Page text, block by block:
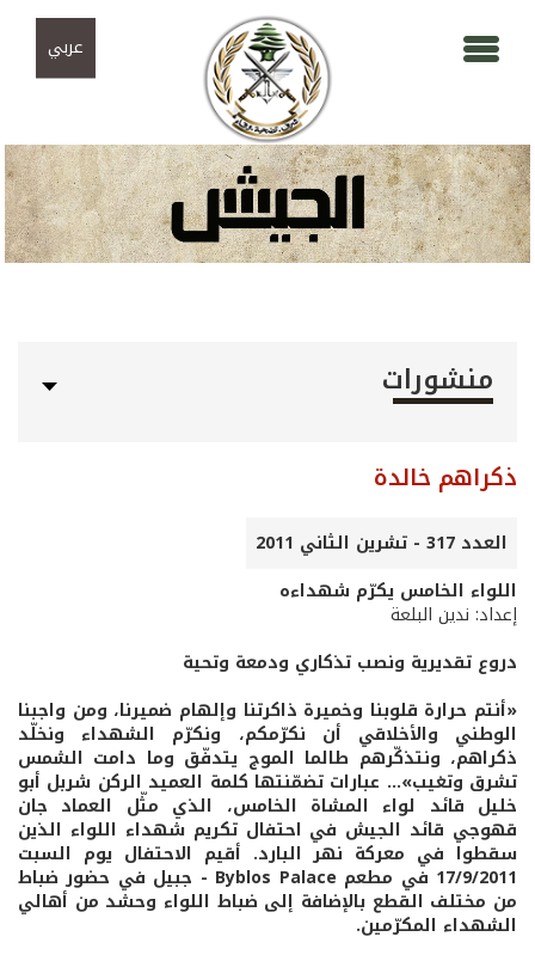
عربي
منشورات
ذكراهم خالدة
العدد 317 - تشرين الثاني 2011
اللواء الخامس يكرّم شهداءه
إعداد: ندين البلعة
دروع تقديرية ونصب تذكاري ودمعة وتحية
«أنتم حرارة قلوبنا وخميرة ذاكرتنا وإلهام ضميرنا، ومن واجبنا
الوطني والأخلاقي أن نكرّمكم، ونكرّم الشهداء ونخلّد
ذكراهم، ونتذكّرهم طالما الموج يتدفّق وما دامت الشمس
تشرق وتغيب»... عبارات تضمّنتها كلمة العميد الركن شربل أبو
خليل قائد لواء المشاة الخامس، الذي مثّل العماد جان
قهوجي قائد الجيش في احتفال تكريم شهداء اللواء الذين
سقطوا في معركة نهر البارد. أقيم الاحتفال يوم السبت
17/9/2011 في مطعم Byblos Palace - جبيل في حضور ضباط
من مختلف القطع بالإضافة إلى ضباط اللواء وحشد من أهالي
الشهداء المكرّمين.